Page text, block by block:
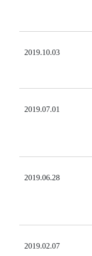
2019.10.03
2019.07.01
2019.06.28
2019.02.07